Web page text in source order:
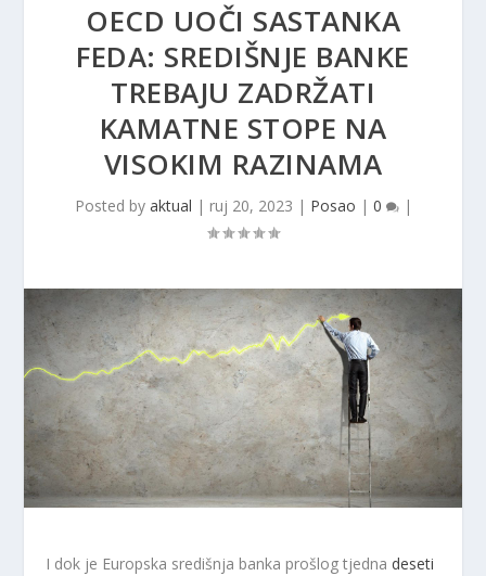
OECD UOČI SASTANKA
FEDA: SREDIŠNJE BANKE
TREBAJU ZADRŽATI
KAMATNE STOPE NA
VISOKIM RAZINAMA
Posted by aktual | ruj 20, 2023 | Posao | 0 |
I dok je Europska središnja banka prošlog tjedna deseti